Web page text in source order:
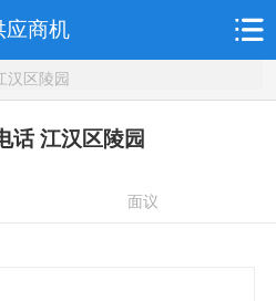
应商机
区陵园
话 江汉区陵园
面议